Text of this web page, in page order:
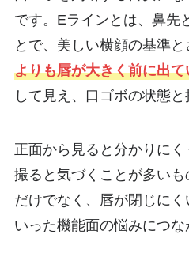
です。Eラインとは、鼻先
とで、美しい横顔の基準と
よりも唇が大きく前に出て
して見え、口ゴボの状態と
正面から見ると分かりに
撮ると気づくことが多い
だけでなく、唇が閉じに
いった機能面の悩みにつな